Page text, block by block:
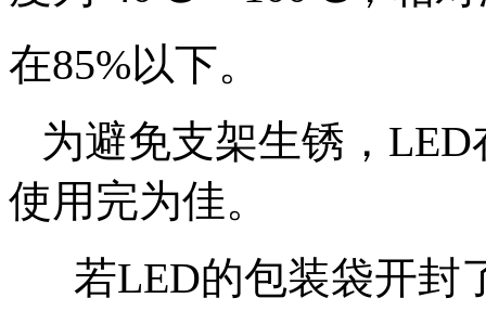
在85%以下。
为避免支架生锈，
使用完为佳。
若LED的包装袋开封